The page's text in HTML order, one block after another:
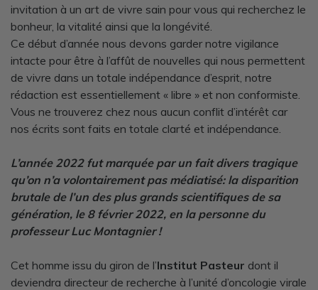
invitation à un art de vivre sain pour vous qui recherchez le
bonheur, la vitalité ainsi que la longévité.
Ce début d’année nous devons garder notre vigilance
intacte pour être à l’affût de nouvelles qui nous permettent
de vivre dans un totale indépendance d’esprit, notre
rédaction est essentiellement « libre » et non conformiste.
Vous ne trouverez chez nous aucun conflit d’intérêt car
nos écrits sont faits en totale clarté et indépendance.
L’année 2022 fut marquée par un fait divers tragique
qu’on n’a volontairement pas médiatisé: la disparition
brutale de l’un des plus grands scientifiques de sa
génération, le 8 février 2022, en la personne du
professeur Luc Montagnier!
Cet homme issu du giron de l’Institut Pasteur dont il
deviendra directeur de recherche à l’unité d’oncologie virale